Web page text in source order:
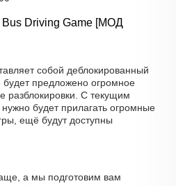
Driving Game [МОД
собой деблокированный
будет предложено огромное
разблокировки. С текущим
будет прилагать огромные
ещё будут доступны
а мы подготовим вам